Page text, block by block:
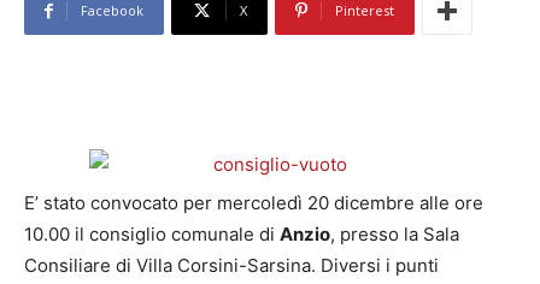
Facebook X Pinterest
E’ stato convocato per mercoledì 20 dicembre alle ore
10.00 il consiglio comunale di Anzio, presso la Sala
Consiliare di Villa Corsini-Sarsina. Diversi i punti